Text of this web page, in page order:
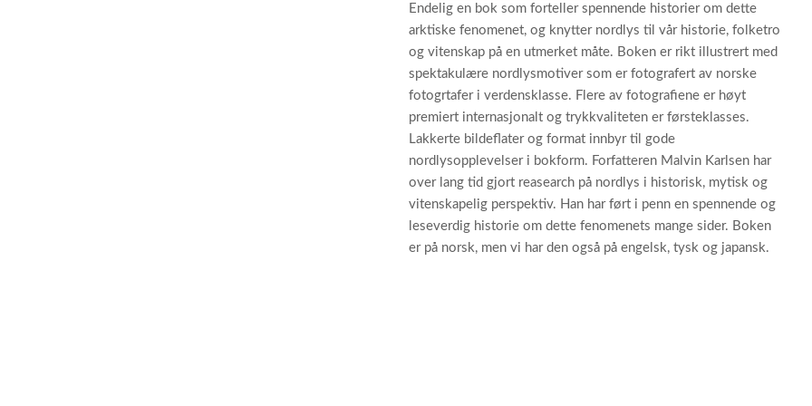
Endelig en bok som forteller spennende historier om dette
arktiske fenomenet, og knytter nordlys til vår historie, folketro
og vitenskap på en utmerket måte. Boken er rikt illustrert med
spektakulære nordlysmotiver som er fotografert av norske
fotogrtafer i verdensklasse. Flere av fotografiene er høyt
premiert internasjonalt og trykkvaliteten er førsteklasses.
Lakkerte bildeflater og format innbyr til gode
nordlysopplevelser i bokform. Forfatteren Malvin Karlsen har
over lang tid gjort reasearch på nordlys i historisk, mytisk og
vitenskapelig perspektiv. Han har ført i penn en spennende og
leseverdig historie om dette fenomenets mange sider. Boken
er på norsk, men vi har den også på engelsk, tysk og japansk.